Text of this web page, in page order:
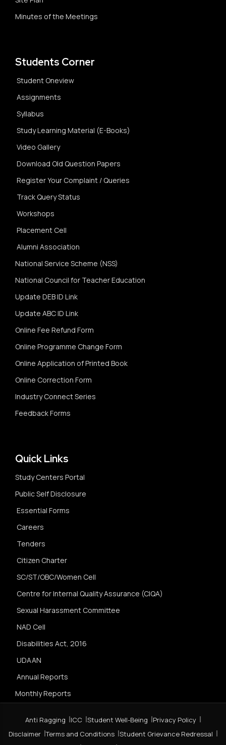
Minutes of the Meetings
Students Corner
Student Oneview
Assignments
Syllabus
Study Learning Material (E-Books)
Video Gallery
Download Old Question Papers
Register Your Complaint / Queries
Track Query Status
Workshops
Placement Cell
Alumni Association
National Service Scheme (NSS)
National Council for Teacher Education
Update DEB ID Link
Update ABC ID Link
Online Fee Refund Form
Online Programme Change Form
Online Application of Printed Book
Online Correction Form
Industry Connect Series
Feedback Forms
Quick Links
Study Centers Portal
Public Self Disclosure
Essential Forms
Careers
Tenders
Citizen Charter
SC/ST/OBC/Women Cell
Centre for Internal Quality Assurance (CIQA)
Sexual Harassment Committee
NAD Cell
Disabilities Act, 2016
UDAAN
Annual Reports
Monthly Reports
Anti Ragging ICC Student Well-Being
Privacy Policy
Disclaimer Terms and Conditions Student Grievance Redressal